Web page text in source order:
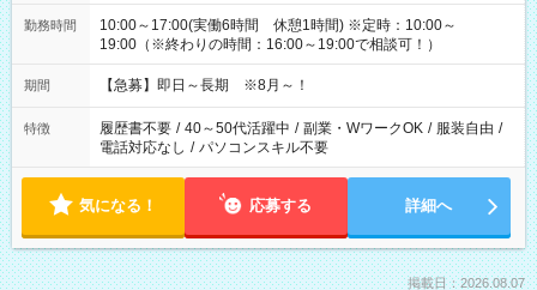
勤務時間
10:00～17:00(実働6時間 休憩1時間) ※定時：10:00～
19:00（※終わりの時間：16:00～19:00で相談可！）
期間 【急募】即日～長期 ※8月～！
特徴 履歴書不要 / 40～50代活躍中 / 副業・WワークOK / 服装自由 /
電話対応なし / パソコンスキル不要
気になる！ 応募する 詳細へ
掲載日：2026.08.07